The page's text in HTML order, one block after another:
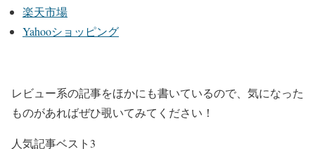
楽天市場
Yahooショッピング
レビュー系の記事をほかにも書いているので、気になった
ものがあればぜひ覗いてみてください！
人気記事ベスト3